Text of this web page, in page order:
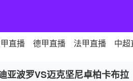
直播 德甲直播 法甲直播 中超
亚波罗VS迈克坚尼卓柏卡布拉